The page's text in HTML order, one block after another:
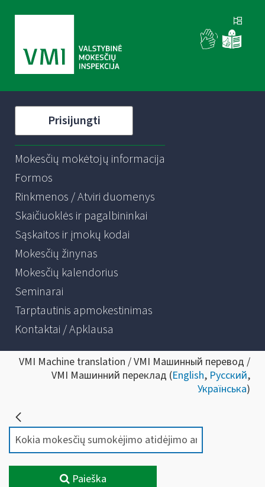
Prisijungti
Mokesčių mokėtojų informacija
Formos
Rinkmenos / Atviri duomenys
Skaičiuoklės ir pagalbininkai
Sąskaitos ir įmokų kodai
Mokesčių žinynas
Mokesčių kalendorius
Seminarai
Tarptautinis apmokestinimas
Kontaktai / Apklausa
VMI Machine translation / VMI Машинный перевод /
VMI Машинний переклад (English, Русский,
Українська)
Paieška